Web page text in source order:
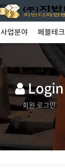
사업분야 페블테크
Login
회원 로그인